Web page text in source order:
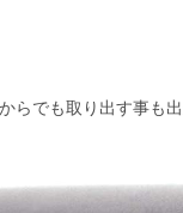
でも取り出す事も